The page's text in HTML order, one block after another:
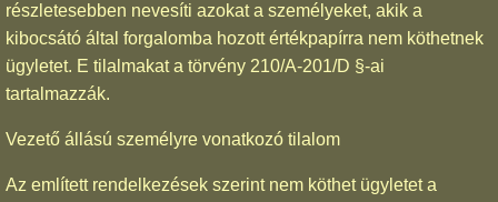
részletesebben nevesíti azokat a személyeket, akik a
kibocsátó által forgalomba hozott értékpapírra nem köthetnek
ügyletet. E tilalmakat a törvény 210/A-201/D §-ai
tartalmazzák.
Vezető állású személyre vonatkozó tilalom
Az említett rendelkezések szerint nem köthet ügyletet a